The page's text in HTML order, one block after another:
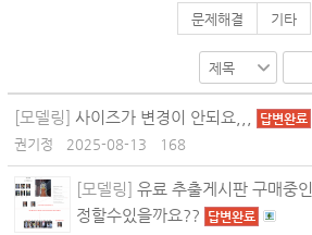
문제해결 기타
[모델링] 사이즈가 변경이 안되요,,, 답변완료
권기정 2025-08-13 168
[모델링] 유료 추출게시판 구매중
정할수있을까요??
답변완료